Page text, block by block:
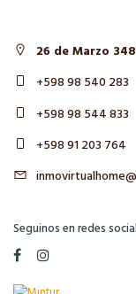
26 de Marzo
+598 98 540 283
+598 98 544 833
+598 91 203 764
Seguinos en redes